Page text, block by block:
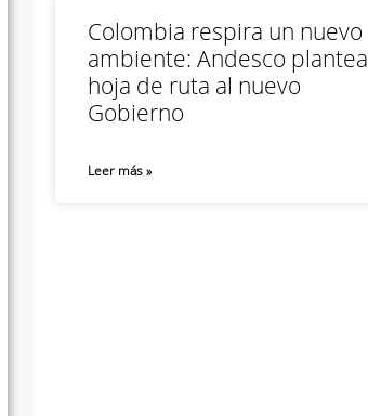
Colombia respira un nuevo
ambiente: Andesco plantea
hoja de ruta al nuevo
Gobierno
Leer más »